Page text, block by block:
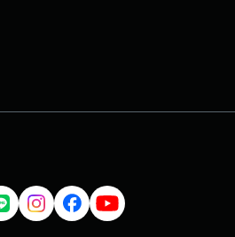
を送る ◇公式LINEアカウントから送る
室①』＜こもり校長・アンジー教頭＞
上和)』＜井上和(乃木坂46)＞ ▽22:30頃
Mrs. GREEN APPLE＞ ▽23:30頃～『生
ジー教頭＞ SCHOOL OF LOCK!は毎日
が登場! 各曜日の詳しい時間割はSCHOOL
ェック! ---今夜の各LOCKS!の授業内容は
、生徒のみんなとの輪（わ=和）を大切に
」 今夜の授業は…この1ヶ月の間に